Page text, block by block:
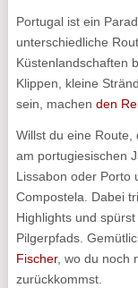
Portugal ist ein
unterschiedliche
Küstenlandschaften
Klippen, kleine
sein, machen den
Willst du eine Route,
am portugiesischen
Lissabon oder Porto
Compostela. Dabei
Highlights und
Pilgerpfads.
Fischer, wo du noch
zurückkommst.